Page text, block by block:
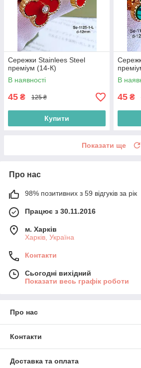
Сережки Stainlees Steel
преміум (14-К)
В наявності
45 ₴ 125 ₴
Купити
В
45 ₴
Показати ще
Про нас
98% позитивних з 59 відгуків за рік
Працює з 30.11.2016
м. Харків
Харків, Україна
Контакти
Сьогодні вихідний
Показати весь графік роботи
Про нас
Контакти
Доставка та оплата